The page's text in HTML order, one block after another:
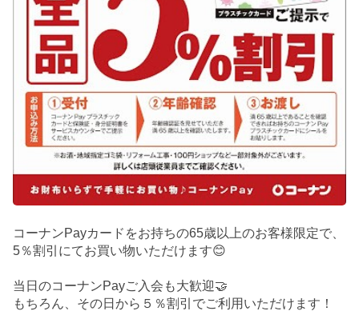
コーナンPayカードをお持ちの65歳以上のお客様限定で、
5％割引にてお買い物いただけます😊
当日のコーナンPayご入会も大歓迎🤝
もちろん、その日から５％割引でご利用いただけます！